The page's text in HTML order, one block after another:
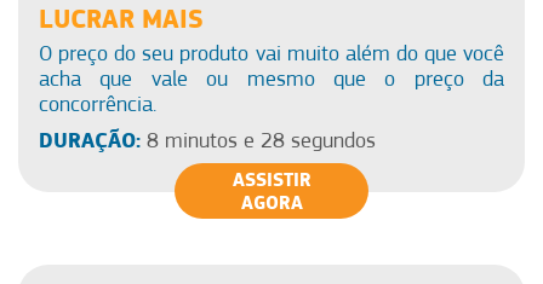
LUCRAR MAIS
O preço do seu produto vai muito além do que você
acha que vale ou mesmo que o preço da
concorrência.
DURAÇÃO:8 minutos e 28 segundos
ASSISTIR
AGORA